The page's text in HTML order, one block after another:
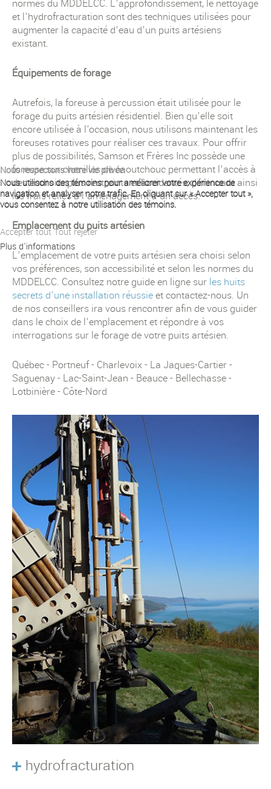
normes du MDDELCC. L'approfondissement, le nettoyage
et l'hydrofracturation sont des techniques utilisées pour
augmenter la capacité d'eau d'un puits artésiens
existant.
Équipements de forage
Autrefois, la foreuse à percussion était utilisée pour le
forage du puits artésien résidentiel. Bien qu'elle soit
encore utilisée à l'occasion, nous utilisons maintenant les
foreuses rotatives pour réaliser ces travaux. Pour offrir
plus de possibilités, Samson et Frères Inc possède une
foreuse sur chenilles de caoutchouc permettant l'accès à
des endroits plus restreints et accidentés, diminuant ainsi
les frais reliés à l'aménagement d'un accès.
Emplacement du puits artésien
L'emplacement de votre puits artésien sera choisi selon
vos préférences, son accessibilité et selon les normes du
MDDELCC. Consultez notre guide en ligne sur les huits
secrets d'une installation réussieet contactez-nous. Un
de nos conseillers ira vous rencontrer afin de vous guider
dans le choix de l'emplacement et répondre à vos
interrogations sur le forage de votre puits artésien.
Québec - Portneuf - Charlevoix - La Jaques-Cartier -
Saguenay - Lac-Saint-Jean - Beauce - Bellechasse -
Lotbinière - Côte-Nord
hydrofracturation
Nous respectons votre vie privée.
Nous utilisons des témoins pour améliorer votre expérience de
navigation et analyser notre trafic. En cliquant sur « Accepter tout »,
vous consentez à notre utilisation des témoins.
Accepter toutTout rejeter
Plus d'informations